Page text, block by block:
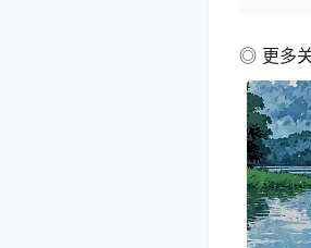
◎ 更多